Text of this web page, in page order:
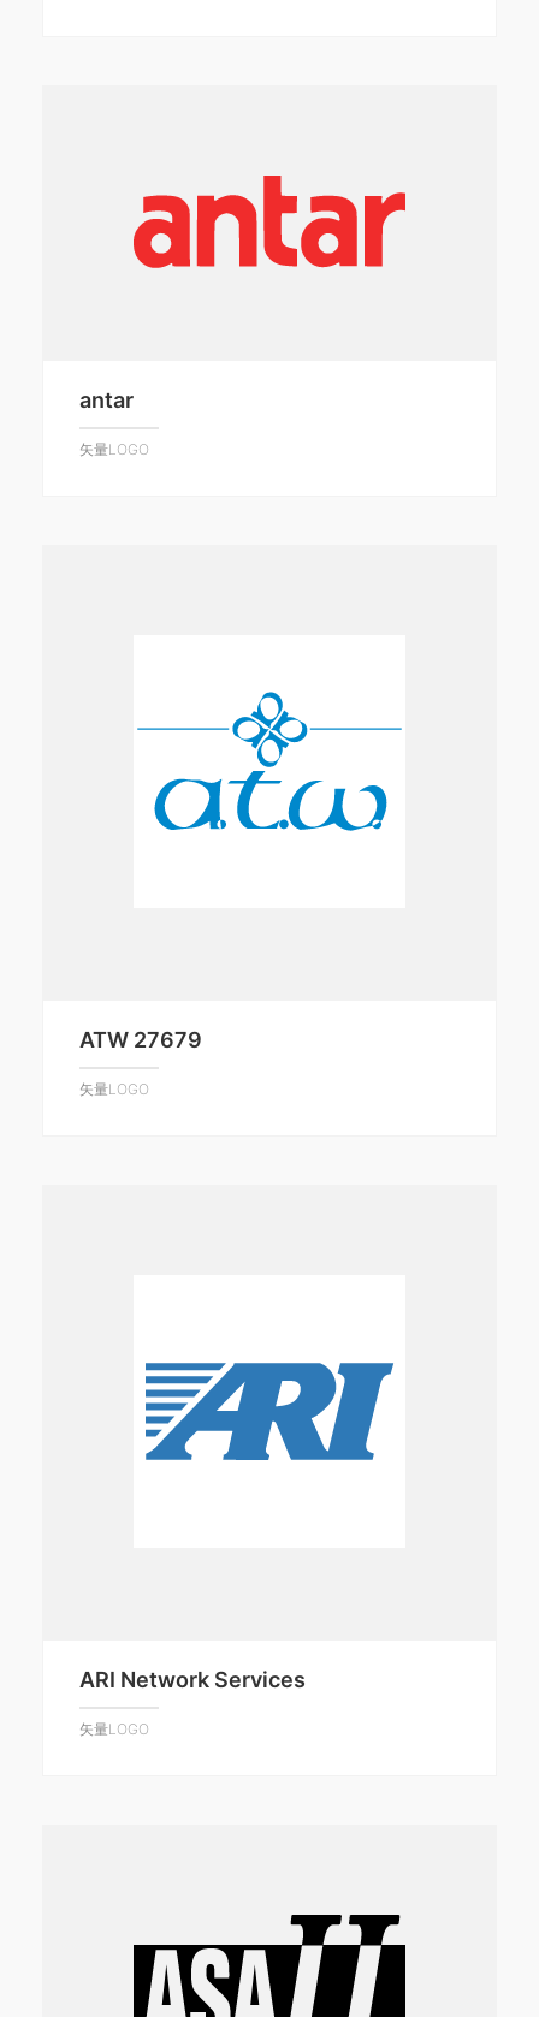
antar
矢量LOGO
ATW 27679
矢量LOGO
ARI Network Services
矢量LOGO